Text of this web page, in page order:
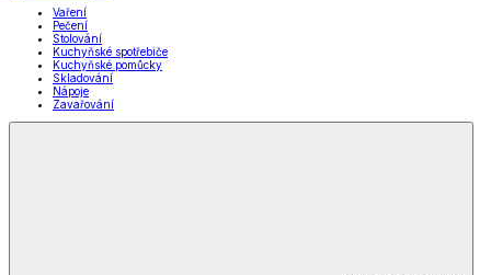
Vaření
Pečení
Stolování
Kuchyňské spotřebiče
Kuchyňské pomůcky
Skladování
Nápoje
Zavařování